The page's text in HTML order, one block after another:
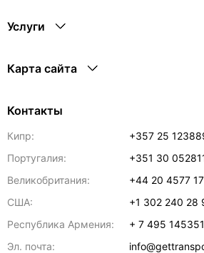
Услуги
Карта сайта
Контакты
Кипр:
+357 25
Португалия:
+351 30
Великобритания:
+44 20 4577
США:
+1 302 240 28
Республика Армения:
+ 7 495
Эл. почта: